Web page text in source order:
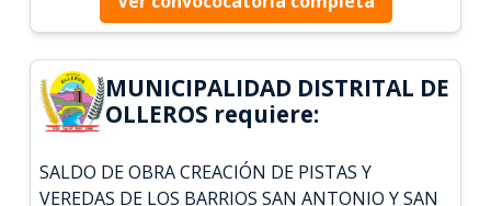
MUNICIPALIDAD DISTRITAL DE
OLLEROS requiere:
SALDO DE OBRA CREACIÓN DE PISTAS Y
VEREDAS DE LOS BARRIOS SAN ANTONIO Y SAN